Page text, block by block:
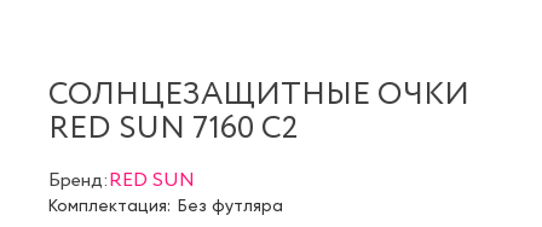
СОЛНЦЕЗАЩИТНЫЕ ОЧКИ
RED SUN 7160 C2
Бренд:RED SUN
Комплектация: Без футляра